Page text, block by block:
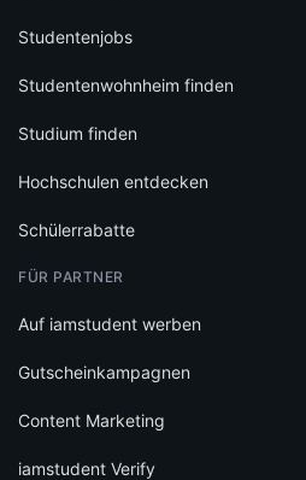
Studentenjobs
Studentenwohnheim finden
Studium finden
Hochschulen entdecken
Schülerrabatte
FÜR PARTNER
Auf iamstudent werben
Gutscheinkampagnen
Content Marketing
iamstudent Verify